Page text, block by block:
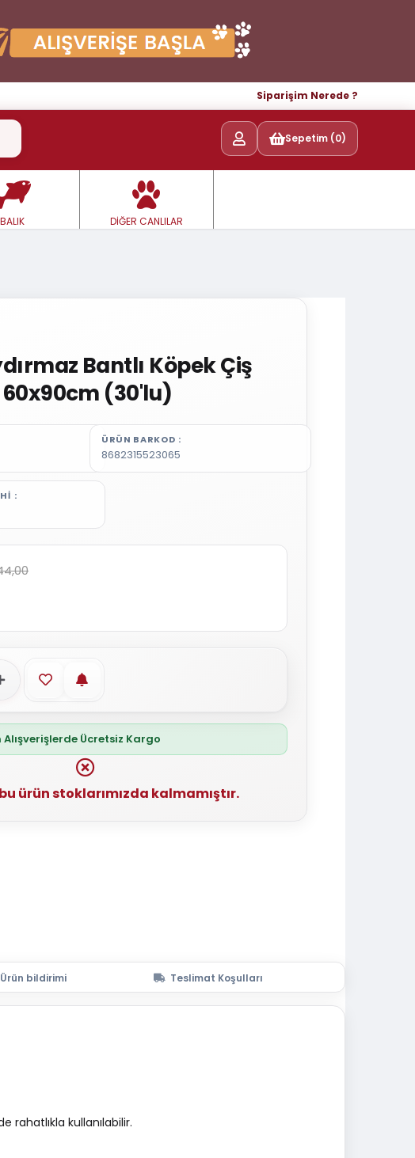
Siparişim Nerede ?
Sepetim (0)
BALIK DİĞER CANLILAR
Bantlı Köpek Çiş
(30'lu)
ÜRÜN BARKOD
8682315523065
Favorilere ekle
Stoğa gelince haber ver
Alışverişlerde Ücretsiz Kargo
ürün stoklarımızda kalmamıştır.
Ürün bildirimi Teslimat Koşulları
rahatlıkla kullanılabilir.